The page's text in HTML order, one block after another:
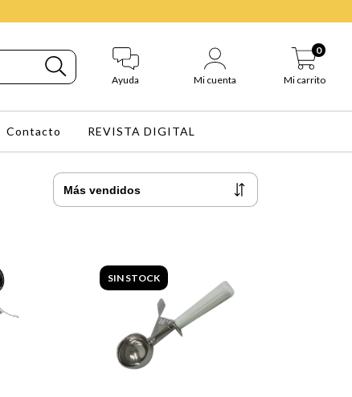
Ayuda Mi cuenta Mi carrito
0
Contacto REVISTA DIGITAL
SIN STOCK